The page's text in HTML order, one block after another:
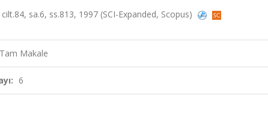
sa.6, ss.813, 1997 (SCI-Expanded, Scopus)
Makale
6